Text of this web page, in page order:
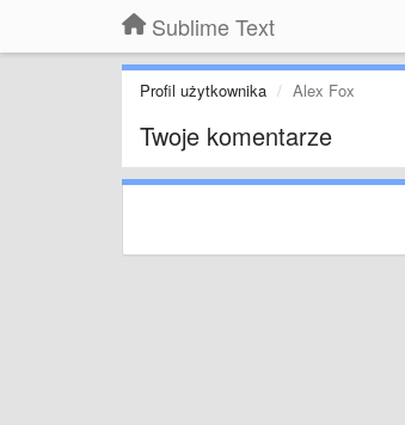
Sublime Text
Profil użytkownika Alex Fox
Twoje komentarze